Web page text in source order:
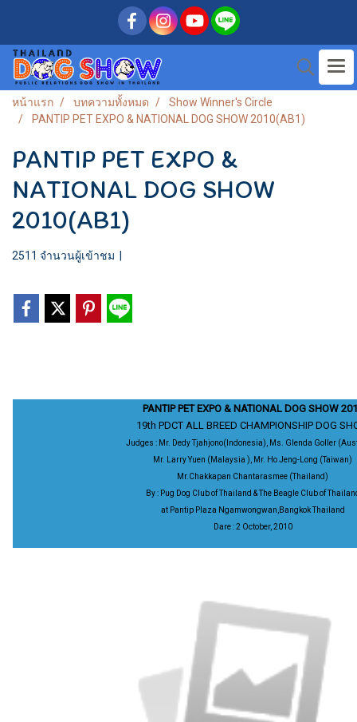
หน้าแรก บทความทั้งหมด
Show Winner's Circle
PANTIP PET EXPO & NATIONAL DOG SHOW 2010(AB1)
PANTIP PET EXPO &
NATIONAL DOG SHOW
2010(AB1)
2511 จำนวนผู้เข้าชม
PANTIP PET EXPO & NATIONAL DOG SHOW
19th PDCT ALL BREED CHAMPIONSHIP DOG
Judges : Mr. Dedy Tjahjono(Indonesia), Ms. Glenda Goller
Mr. Larry Yuen (Malaysia ), Mr. Ho Jeng-Long (Taiwan)
Mr.Chakkapan Chantarasmee (Thailand)
By : Pug Dog Club of Thailand & The Beagle Club of
at Pantip Plaza Ngamwongwan,Bangkok Thailand
Dare : 2 October, 2010